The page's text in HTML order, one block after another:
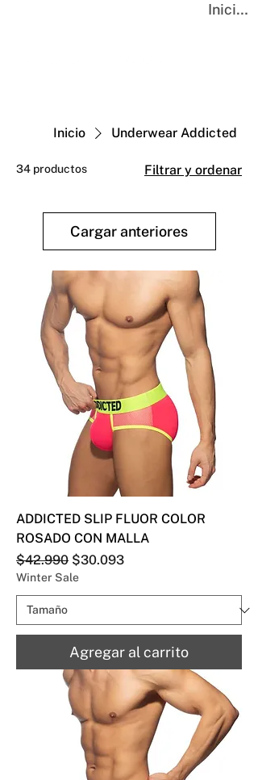
Iniciar
Inicio Underwear Addicted
34 productos Filtrar y ordenar
Cargar anteriores
ADDICTED SLIP FLUOR COLOR
ROSADO CON MALLA
Precio
$42.990 Precio de oferta
$30.093
Winter Sale
Agregar al carrito